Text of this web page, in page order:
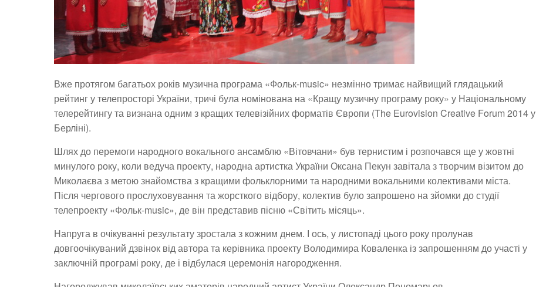
Вже протягом багатьох років музична програма «Фольк-music» незмінно тримає найвищий глядацький
рейтинг у телепросторі України, тричі була номінована на «Кращу музичну програму року» у Національному
телерейтингу та визнана одним з кращих телевізійних форматів Європи (The Eurovision Creative Forum 2014 у
Берліні).
Шлях до перемоги народного вокального ансамблю «Вітовчани» був тернистим і розпочався ще у жовтні
минулого року, коли ведуча проекту, народна артистка України Оксана Пекун завітала з творчим візитом до
Миколаєва з метою знайомства з кращими фольклорними та народними вокальними колективами міста.
Після чергового прослуховування та жорсткого відбору, колектив було запрошено на зйомки до студії
телепроекту «Фольк-music», де він представив пісню «Світить місяць».
Напруга в очікуванні результату зростала з кожним днем. І ось, у листопаді цього року пролунав
довгоочікуваний дзвінок від автора та керівника проекту Володимира Коваленка із запрошенням до участі у
заключній програмі року, де і відбулася церемонія нагородження.